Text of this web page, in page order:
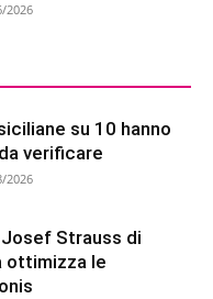
2026
su 10 hanno
verificare
2026
Josef Strauss di
ottimizza le